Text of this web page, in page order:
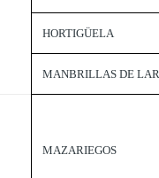
HORTIGÜELA
MANBRILLAS DE
MAZARIEGOS